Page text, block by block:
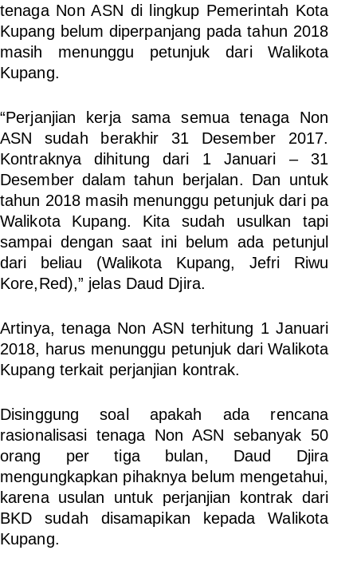
tenaga Non ASN di lingkup Pemerintah Kota
Kupang belum diperpanjang pada tahun 2018
masih menunggu petunjuk dari Walikota
Kupang.
“Perjanjian kerja sama semua tenaga Non
ASN sudah berakhir 31 Desember 2017.
Kontraknya dihitung dari 1 Januari – 31
Desember dalam tahun berjalan. Dan untuk
tahun 2018 masih menunggu petunjuk dari pa
Walikota Kupang. Kita sudah usulkan tapi
sampai dengan saat ini belum ada petunjul
dari beliau (Walikota Kupang, Jefri Riwu
Kore,Red),” jelas Daud Djira.
Artinya, tenaga Non ASN terhitung 1 Januari
2018, harus menunggu petunjuk dari Walikota
Kupang terkait perjanjian kontrak.
Disinggung soal apakah ada rencana
rasionalisasi tenaga Non ASN sebanyak 50
orang per tiga bulan, Daud Djira
mengungkapkan pihaknya belum mengetahui,
karena usulan untuk perjanjian kontrak dari
BKD sudah disamapikan kepada Walikota
Kupang.